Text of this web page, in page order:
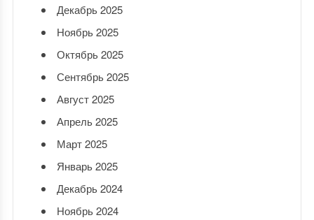
Декабрь 2025
Ноябрь 2025
Октябрь 2025
Сентябрь 2025
Август 2025
Апрель 2025
Март 2025
Январь 2025
Декабрь 2024
Ноябрь 2024